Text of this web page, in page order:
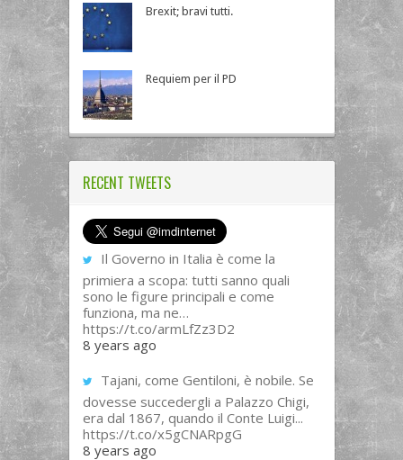
Brexit; bravi tutti.
Requiem per il PD
RECENT TWEETS
Il Governo in Italia è come la
primiera a scopa: tutti sanno quali
sono le figure principali e come
funziona, ma ne…
https://t.co/armLfZz3D2
8 years ago
Tajani, come Gentiloni, è nobile. Se
dovesse succedergli a Palazzo Chigi,
era dal 1867, quando il Conte Luigi...
https://t.co/x5gCNARpgG
8 years ago